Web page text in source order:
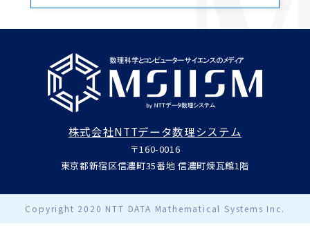
株式会社NTTデータ数理システム
〒160-0016
東京都新宿区信濃町35番地 信濃町煉瓦館1階
Copyright 2020 NTT DATA Mathematical Systems Inc.